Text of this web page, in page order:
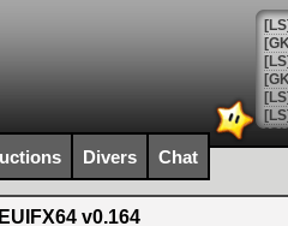
Divers Chat
v0.164